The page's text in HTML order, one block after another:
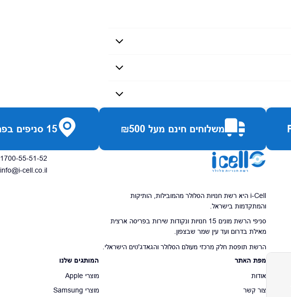
משלוחים חינם מעל ₪500 15 סניפים בפריסה ארצית
i-Cell היא רשת חנויות הסלולר מהמובילות, הותיקות
והמתקדמות בישראל.
סניפי הרשת מונים 15 חנויות ונקודות שירות בפריסה ארצית
מאילת בדרום ועד עין שמר שבצפון.
הרשת תופסת חלק מרכזי מעולם הסלולר והגאדג'טים הישראלי.
1700-55-51-52
info@i-cell.co.il
מפת האתר
אודות
צור קשר
המותגים שלנו
מוצרי Apple
מוצרי Samsung